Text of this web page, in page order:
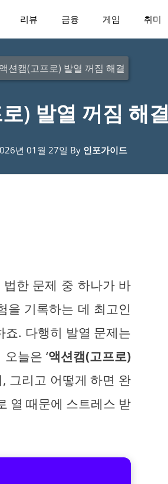
리뷰 금융 게임 취미
액션캠(고프로) 발열 꺼짐 해결
) 발열 꺼짐 해결
년 01월 27일 By 인포가이드
한 문제 중 하나가 바
을 기록하는 데 최고인
. 다행히 발열 문제는
늘은 ‘액션캠(고프로)
그리고 어떻게 하면 완
열 때문에 스트레스 받